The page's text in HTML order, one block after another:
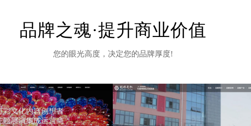
品牌之魂·提升商业价值
您的眼光高度，决定您的品牌厚度!